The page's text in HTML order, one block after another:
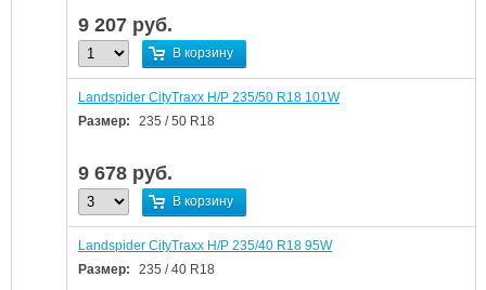
9 207 руб.
В корзину
Landspider CityTraxx H/P 235/50 R18 101W
Размер:
235 / 50 R18
9 678 руб.
В корзину
Landspider CityTraxx H/P 235/40 R18 95W
Размер:
235 / 40 R18